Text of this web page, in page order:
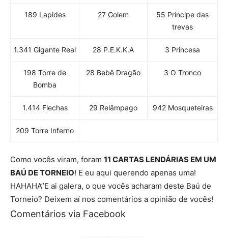
189 Lapides 27 Golem
55 Príncipe das
trevas
1.341 Gigante Real 28 P.E.K.K.A 3 Princesa
198 Torre de
Bomba
28 Bebê Dragão 3 O Tronco
1.414 Flechas 29 Relâmpago 942 Mosqueteiras
209 Torre Inferno
Como vocês viram, foram 11 CARTAS LENDÁRIAS EM UM
BAÚ DE TORNEIO! E eu aqui querendo apenas uma!
HAHAHA”E ai galera, o que vocês acharam deste Baú de
Torneio? Deixem aí nos comentários a opinião de vocês!
Comentários via Facebook